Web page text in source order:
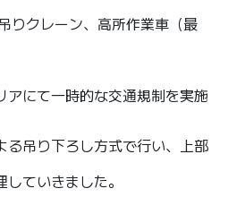
りクレーン、高所作業車（最
アにて一時的な交通規制を実施
る吊り下ろし方式で行い、上部
ていきました。